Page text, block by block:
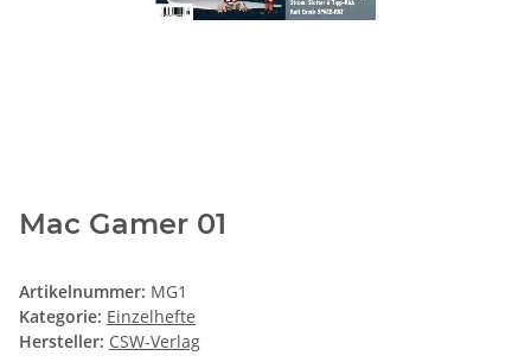
Mac Gamer 01
Artikelnummer: MG1
Kategorie: Einzelhefte
Hersteller: CSW-Verlag